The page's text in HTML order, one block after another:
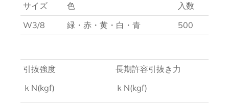
サイズ 色
入数
W3/8
緑・赤・黄・白・青 500
引抜強度
ｋN(kgf)
長期許容引抜き力
ｋN(kgf)